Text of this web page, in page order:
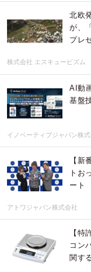
北欧
が、
プレ
株式会社 エスキュービズム
AI動
基盤
イノベーティブジャパン株
【新
トお
ート
アトワジャパン株式会社
【特
コン
関す